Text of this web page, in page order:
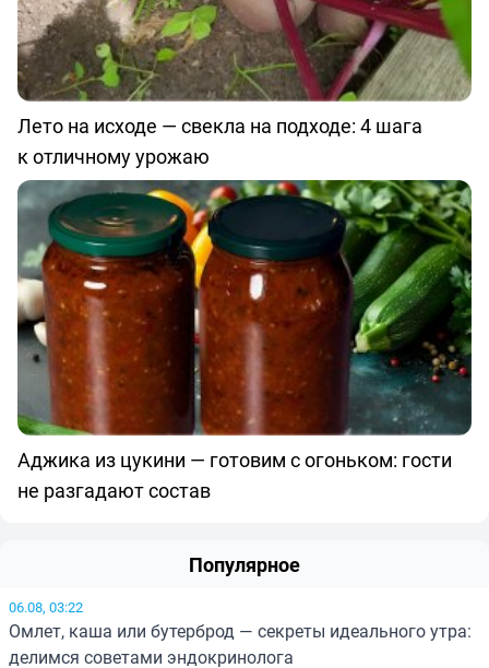
Лето на исходе — свекла на подходе: 4 шага
к отличному урожаю
Аджика из цукини — готовим с огоньком: гости
не разгадают состав
Популярное
06.08, 03:22
Омлет, каша или бутерброд — секреты идеального утра:
делимся советами эндокринолога